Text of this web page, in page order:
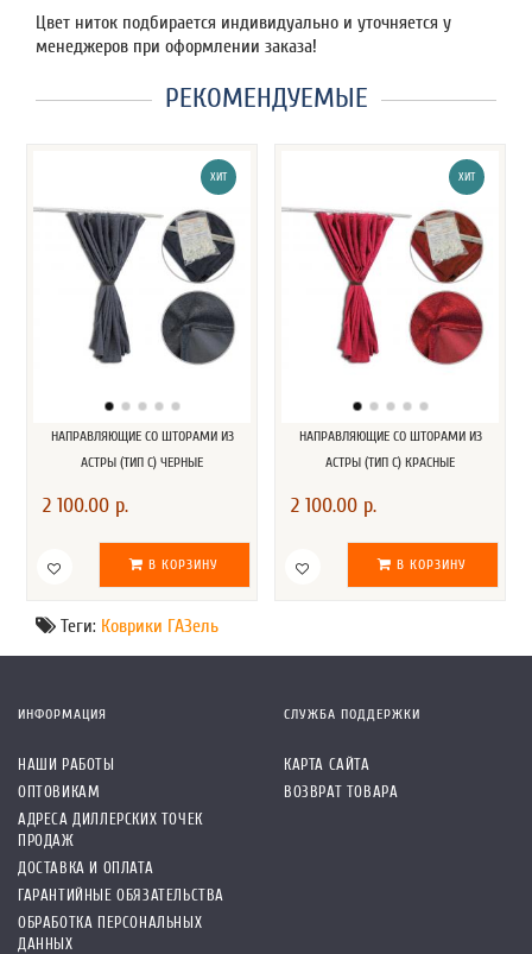
Цвет ниток подбирается индивидуально и уточняется у
менеджеров при оформлении заказа!
РЕКОМЕНДУЕМЫЕ
ХИТ
НАПРАВЛЯЮЩИЕ СО ШТОРАМИ ИЗ
АСТРЫ (ТИП С) ЧЕРНЫЕ
2 100.00 р.
В КОРЗИНУ
ХИТ
НАПРАВЛЯЮЩИЕ СО ШТОРАМИ ИЗ
АСТРЫ (ТИП С) КРАСНЫЕ
2 100.00 р.
В КОРЗИНУ
Теги: Коврики ГАЗель
ИНФОРМАЦИЯ
НАШИ РАБОТЫ
ОПТОВИКАМ
АДРЕСА ДИЛЛЕРСКИХ ТОЧЕК
ПРОДАЖ
ДОСТАВКА И ОПЛАТА
ГАРАНТИЙНЫЕ ОБЯЗАТЕЛЬСТВА
ОБРАБОТКА ПЕРСОНАЛЬНЫХ
ДАННЫХ
СЛУЖБА ПОДДЕРЖКИ
КАРТА САЙТА
ВОЗВРАТ ТОВАРА